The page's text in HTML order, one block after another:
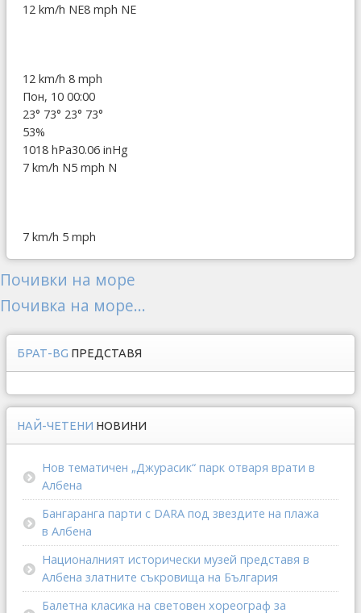
12 km/h NE8 mph NE
12 km/h 8 mph
Пон, 10 00:00
23° 73° 23° 73°
53%
1018 hPa30.06 inHg
7 km/h N5 mph N
7 km/h 5 mph
Почивки на море
Почивка на море...
БРАТ-BG ПРЕДСТАВЯ
НАЙ-ЧЕТЕНИ НОВИНИ
Нов тематичен „Джурасик“ парк отваря врати в
Албена
Бангаранга парти с DARA под звездите на плажа
в Албена
Националният исторически музей представя в
Албена златните съкровища на България
Балетна класика на световен хореограф за